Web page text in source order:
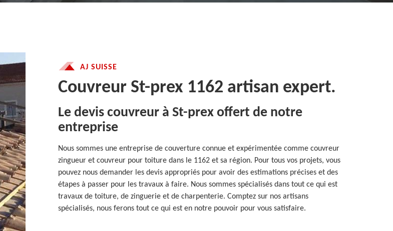
AJ SUISSE
Couvreur St-prex 1162 artisan expert.
Le devis couvreur à St-prex offert de notre
entreprise
Nous sommes une entreprise de couverture connue et expérimentée comme couvreur
zingueur et couvreur pour toiture dans le 1162 et sa région. Pour tous vos projets, vous
pouvez nous demander les devis appropriés pour avoir des estimations précises et des
étapes à passer pour les travaux à faire. Nous sommes spécialisés dans tout ce qui est
travaux de toiture, de zinguerie et de charpenterie. Comptez sur nos artisans
spécialisés, nous ferons tout ce qui est en notre pouvoir pour vous satisfaire.